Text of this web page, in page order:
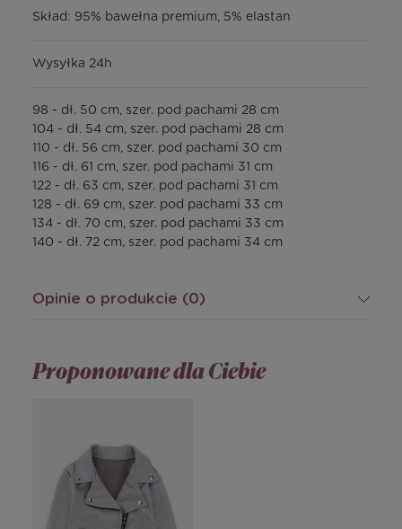
Skład: 95% bawełna premium, 5% elastan
Wysyłka 24h
98 - dł. 50 cm, szer. pod pachami 28 cm
104 - dł. 54 cm, szer. pod pachami 28 cm
110 - dł. 56 cm, szer. pod pachami 30 cm
116 - dł. 61 cm, szer. pod pachami 31 cm
122 - dł. 63 cm, szer. pod pachami 31 cm
128 - dł. 69 cm, szer. pod pachami 33 cm
134 - dł. 70 cm, szer. pod pachami 33 cm
140 - dł. 72 cm, szer. pod pachami 34 cm
Opinie o produkcie (0)
Proponowane dla Ciebie